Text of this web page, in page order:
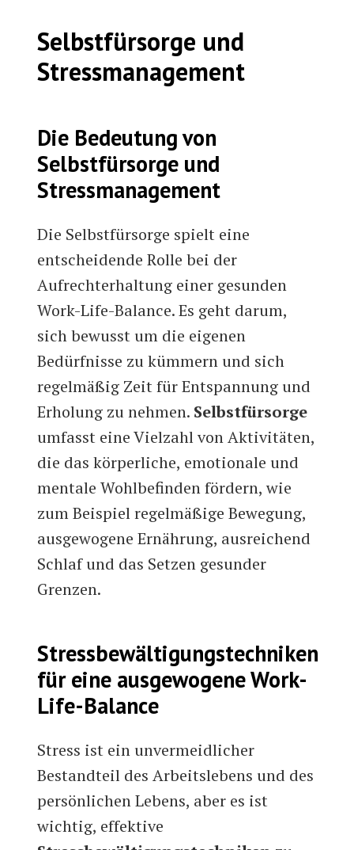
Selbstfürsorge und
Stressmanagement
Die Bedeutung von
Selbstfürsorge und
Stressmanagement
Die Selbstfürsorge spielt eine
entscheidende Rolle bei der
Aufrechterhaltung einer gesunden
Work-Life-Balance. Es geht darum,
sich bewusst um die eigenen
Bedürfnisse zu kümmern und sich
regelmäßig Zeit für Entspannung und
Erholung zu nehmen. Selbstfürsorge
umfasst eine Vielzahl von Aktivitäten,
die das körperliche, emotionale und
mentale Wohlbefinden fördern, wie
zum Beispiel regelmäßige Bewegung,
ausgewogene Ernährung, ausreichend
Schlaf und das Setzen gesunder
Grenzen.
Stressbewältigungstechniken
für eine ausgewogene Work-
Life-Balance
Stress ist ein unvermeidlicher
Bestandteil des Arbeitslebens und des
persönlichen Lebens, aber es ist
wichtig, effektive